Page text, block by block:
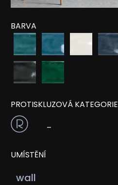
BARVA
PROTISKLUZOVÁ KATEGORIE
-
UMÍSTĚNÍ
wall